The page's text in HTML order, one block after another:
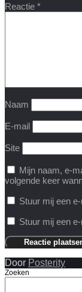
Reactie *
Naam
E-mail
Site
Mijn naam, e-
volgende keer
Stuur mij een
Stuur mij een
Door Posterity
Zoeken